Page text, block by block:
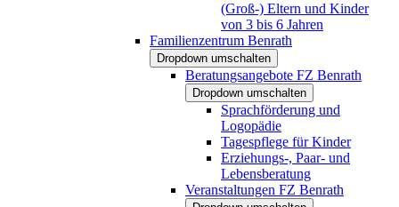
(Groß-) Eltern und Kinder
von 3 bis 6 Jahren
Familienzentrum Benrath
Dropdown umschalten
Beratungsangebote FZ Benrath
Dropdown umschalten
Sprachförderung und
Logopädie
Tagespflege für Kinder
Erziehungs-, Paar- und
Lebensberatung
Veranstaltungen FZ Benrath